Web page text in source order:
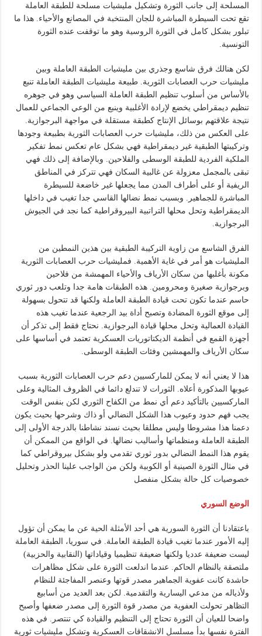
المسلحة إلى جانب الثورة وتشكيل مليشيات مسلحة للطبقة العاملة
تقع تحت السيطرة المباشرة للجان المنتخبة في المصانع والأحياء. هذا ما
تبلور بشكل كامل في الثورة الروسية وهو ما توقفت عنده الثورة
التونسية.
لكن هنالك فرق شاسع وجذري بين مليشيات الطبقة العاملة وبين
مليشيات حرب العصابات الثورية. طبيعة مليشيات الطبقة العاملة تنبع
بالأساس من أسلوب تنظيم الطبقة العاملة السياسي وهو في جوهره
تنظيم ديمقراطي يخضع لإرادة الأغلبية وينبع من الوعي الجماعي للعمال
نتيجة علاقتهم بوسائل الإنتاج كطبقة مستقلة في مواجهة البرجوازية.
على العكس من ذلك، مليشيات حرب العصابات الثورية بطبيعة وجودها
وتركيبتها الطبقية غير ديمقراطية فهي بشكل عام تعكس نمط تفكير
الملكية الفردية للطبقة الوسطى والفلاحين. وبالإضافة إلى ذلك فهي
تبقى بالمجمل معزولة عن غالبية السكان فهي تتركز في المناطق
الريفية أو على أطراف المدن مما يجعلها غير خاضعة للسيطرة
المباشرة للجماهير. وبسبب نمط نضالها القاسي جدا تغيب في داخلها
الديمقراطية وتحل محلها التراتبية البيروقراطية كما نجد في الجيوش
البرجوازية.
الفرق الشاسع من زاوية التركيبة الطبقية بين هذين النمطين من
المليشيات هو أمر في غاية الأهمية. فمليشيات حرب العصابات الثورية
مكونة بأغلبها من سكان الأرياف والأحياء المهمشة من فلاحين
وبرجوازية صغيرة ومحرومين. هذه الطبقات هامة جدا وتلعب دور ثوري
حاسم عندما تكون تحت قيادة الطبقة العاملة ولكنها قد تتحول بسهولة
إلى موقع الثورة المضادة وتصبح أداة بيد الرجعية عندما تغيب هذه
القيادة العمالية وتحل محلها قيادة البرجوازية. نحتاج فقط إلى تذكر أن
أجهزة القمع في أنظمة الديكتاتوريات العسكرية تعتمد في أساسها على
سكان الأرياف والمهمشين وفئات الطبقة الوسطى.
هذا لا يعني أنه لا يمكن للماركسيين دعم حرب العصابات الثورية بسبب
عيوبها المذكورة أعلاه. الثورات لا تندلع دائما في الظروف المثالية وعلى
الماركسيين بالتأكيد دعم أي نمط من الكفاح الثوري لكن بنفس الوقت
يجب فهم حدود وعيوب هذا الشكل النضالي أو ذاك وشرحها بحيث يكون
دعمنا هذا مشروطا وليس مطلقا بحيث نسند نشاطنا بالدرجة الأولى إلى
الطبقة العاملة ومنظماتها وأساليب نضالها. في الواقع من الممكن أن
يقوم هذا النمط النضالي بدور ثوري تقدمي ولو بشكل بيروقراطي كما
في مثال الثورة الصينية أو الكوبية ولكن من الواجب علينا الحذر وتحليل
خصوصيات كل حالة بشكل منفصل
الوضع السوري
باعتقادنا أن الثورة السورية هي أحد الأمثلة الحية عن ما يمكن أن تؤول
إليه الأمور عندما تغيب قيادة الطبقة العاملة. في سوريا، الطبقة العاملة
ليست ضعيفة عدديا ولكنها ضعيفة تنظيميا وقياداتها (النقابية والحزبية)
ملتصقة بالنظام الحاكم. عندما اندلعت الثورة على شكل مظاهرات
حاشدة كانت عفوية الجماهير مصدر قوتها وعنصر المفاجئة للنظام
ولأذياله من مدعي اليسارية والتقدمية. لكن بعد العديد من أسابيع
التظاهر تحولت العفوية من مصدر قوة الثورة إلى مصدر ضعفها وأصبح
واضحا للعيان أن الثورة تحتاج إلى التنظيم والقيادة كي تنتصر. في هذه
الفترة نفسها بدأ مسلسل الانشقاقات العسكرية وتشكل مليشيات ثورية